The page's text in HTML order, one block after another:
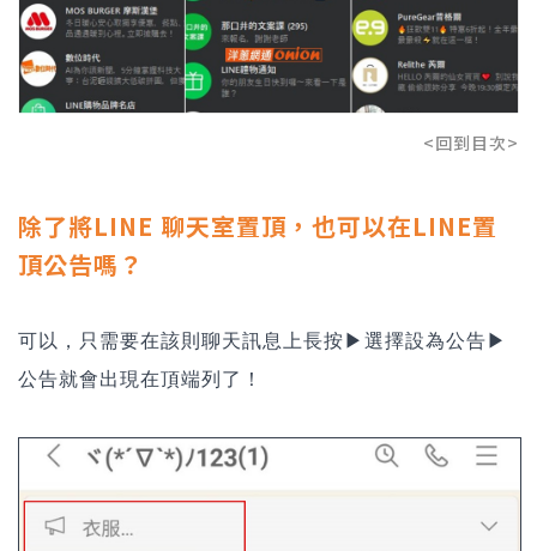
<回到目次>
除了將LINE 聊天室置頂，也可以在LINE置
頂公告嗎？
可以，只需要在該則聊天訊息上長按▶選擇設為公告▶
公告就會出現在頂端列了！